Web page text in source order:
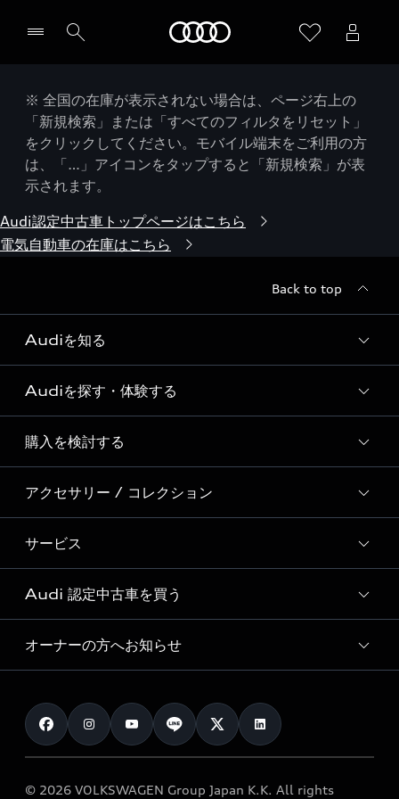
※ 全国の在庫が表示されない場合は、ページ右上の
「新規検索」または「すべてのフィルタをリセット」
をクリックしてください。モバイル端末をご利用の方
は、「…」アイコンをタップすると「新規検索」が表
示されます。
Audi認定中古車トップページはこちら
電気自動車の在庫はこちら
Back to top
Audiを知る
Audi ブランド
Story of Progress
Audi Sport
Formula 1®
デジタルサービス
Audiを探す・体験する
ディーラー検索
新車在庫検索
試乗車・展示車検索
見積り依頼
試乗予約
購入を検討する
モデル一覧
特別仕様モデル / 限定モデル
e-tronラインアップ
価格シミュレーション
車両比較
カタログ一覧
アクセサリー / コレクション
純正アクセサリー
オンラインショップ
Audi collection
アウディナビアプリ
サービス
サービス入庫予約
サービスプログラム
メンテナンス
車検 / 定期点検
e-tronアフターサポート
Audi 認定中古車を買う
Audi認定中古車
クオリティ
保証
メンテナンス
オーナーの方へお知らせ
お知らせ
オーナー様向けキャンペーン
© 2026 VOLKSWAGEN Group Japan K.K. All rights